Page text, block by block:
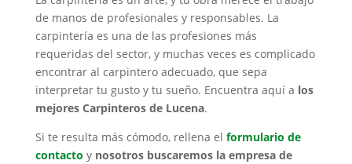
de manos de profesionales y responsables. La
carpintería es una de las profesiones más
requeridas del sector, y muchas veces es complicado
encontrar al carpintero adecuado, que sepa
interpretar tu gusto y tu sueño. Encuentra aquí a los
mejores Carpinteros de Lucena.
Si te resulta más cómodo, rellena el formulario de
contacto y nosotros buscaremos la empresa de